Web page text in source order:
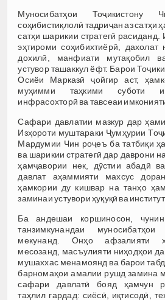
Муносибатҳои
соҳибистиқлолӣ тадриҷан аз сатҳи
сатҳи шарикии стратегӣ
эҳтироми соҳибихтиёрӣ, дахолат
дохилӣ, манфиати мутақобил
устувор ташаккул ёфт. Барои
Осиёи Марказӣ ҷойгир аст,
муҳимми таҳкими суботи
инфрасохторӣ ва тавсеаи
Сафари давлатии мазкур дар
Изҳороти муштараки Ҷумҳурии
Мардумии Чин роҷеъ ба татбиқи
ва шарикии стратегӣ дар даврони
ҳамҷавории нек, дӯстии абадӣ
давлат аҳаммияти махсус
ҳамкории ду кишвар на танҳо
заминаи устувори ҳуқуқӣ ва
Ба андешаи коршиносон,
танзимкунандаи
мекунанд. Онҳо афзалияти
месозанд, масъулияти ниҳодҳои
мушаххас менамоянд ва барои
барномаҳои амалии рушд замина
сафари давлатӣ бояд ҳамчун
таҳлил гардад: сиёсӣ, иқтисодӣ,